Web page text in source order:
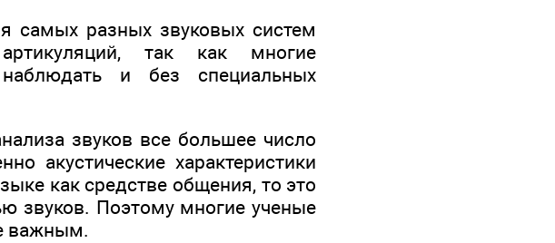
самых разных звуковых систем
так как многие
и без специальных
звуков все большее число
акустические характеристики
как средстве общения, то это
звуков. Поэтому многие ученые
важным.